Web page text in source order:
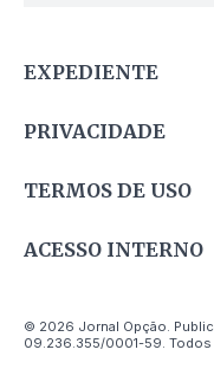
EXPEDIENTE
PRIVACIDADE
TERMOS DE USO
ACESSO INTERNO
© 2026 Jornal Opção.
09.236.355/0001-59.